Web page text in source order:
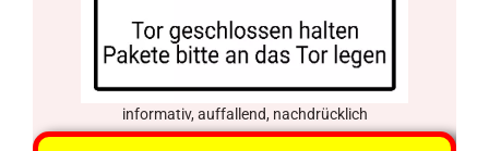
informativ, auffallend, nachdrücklich